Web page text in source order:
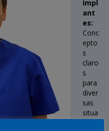
Impl
ant
es:
Conc
epto
s
claro
s
para
diver
sas
situa